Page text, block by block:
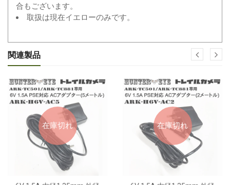
合もございます。
取扱は現在イエローのみです。
関連製品
在庫切れ 在庫切れ